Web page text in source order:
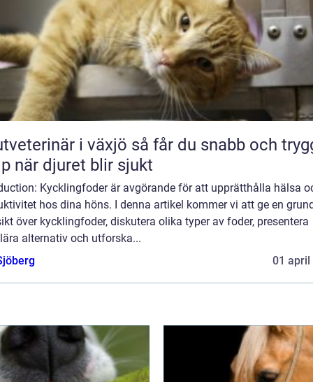
i växjö så får du snabb och trygg
när djuret blir sjukt
Kycklingfoder är avgörande för att upprätthålla hälsa
hos dina höns. I denna artikel kommer vi att ge en
över kycklingfoder, diskutera olika typer av foder, presentera
alternativ och utforska...
01 april